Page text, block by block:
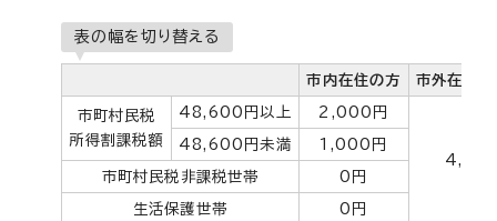
表の幅を切り替える
市内在住の方 市外在住の
市町村民税
所得割課税額
48,600円以上 2,000円
48,600円未満 1,000円
市町村民税非課税世帯 0円
生活保護世帯 0円